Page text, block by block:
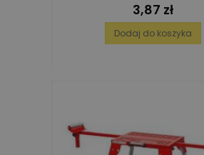
Cena
3,87 zł
Dodaj do koszyka